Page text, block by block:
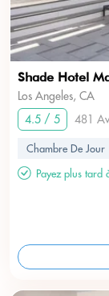
Shade Hotel
Los Angeles, CA
4.5 / 5
481
Chambre De Jour
Payez plus tard